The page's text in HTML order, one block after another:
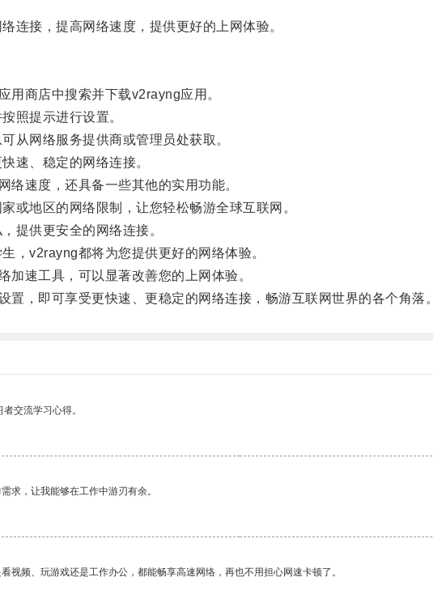
接，提高网络速度，提供更好的上网体验。
商店中搜索并下载v2rayng应用。
照提示进行设置。
网络服务提供商或管理员处获取。
、稳定的网络连接。
速度，还具备一些其他的实用功能。
地区的网络限制，让您轻松畅游全球互联网。
供更安全的网络连接。
v2rayng都将为您提供更好的网络体验。
速工具，可以显著改善您的上网体验。
，即可享受更快速、更稳定的网络连接，畅游互联网世界的各个角落。
交流学习心得。
求，让我能够在工作中游刃有余。
视频、玩游戏还是工作办公，都能畅享高速网络，再也不用担心网速卡顿了。